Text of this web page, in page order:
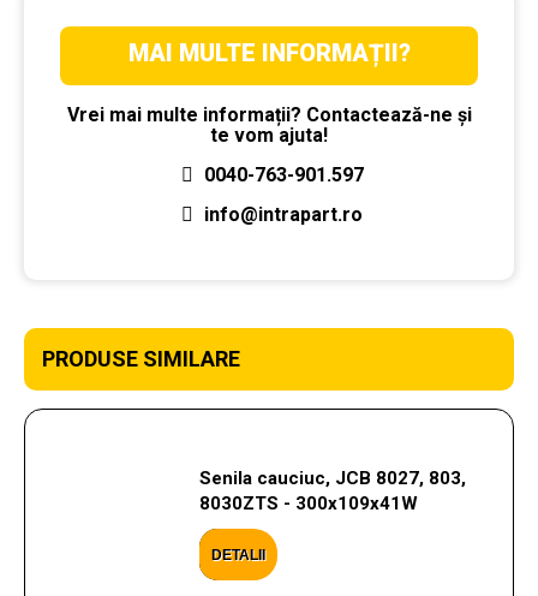
MAI MULTE INFORMAȚII?
Vrei mai multe informații? Contactează-ne și
te vom ajuta!
0040-763-901.597
info@intrapart.ro
PRODUSE SIMILARE
Senila cauciuc, JCB 8027, 803,
8030ZTS - 300x109x41W
DETALII